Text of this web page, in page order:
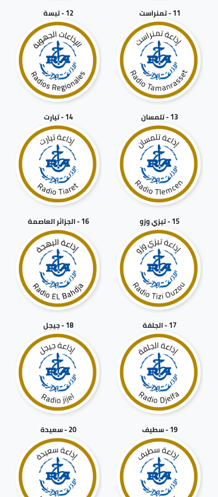
11 - تمنراست 12 - تبسة
13 - تلمسان 14 - تيارت
15 - تيزي وزو 16 - الجزائر العاصمة
17 - الجلفة 18 - جيجل
19 - سطيف 20 - سعيدة